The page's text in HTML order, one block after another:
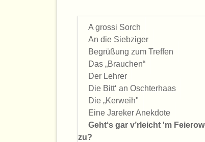
Navigation
A grossi Sorch
An die Siebziger
Begrüßung zum Treffen
Das „Brauchen“
Der Lehrer
Die Bitt‘ an Oschterhaas
Die „Kerweih"
Eine Jareker Anekdote
Geht‘s gar v’rleicht 'm
zu?